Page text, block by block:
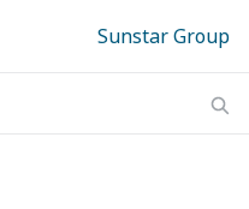
Sunstar Group